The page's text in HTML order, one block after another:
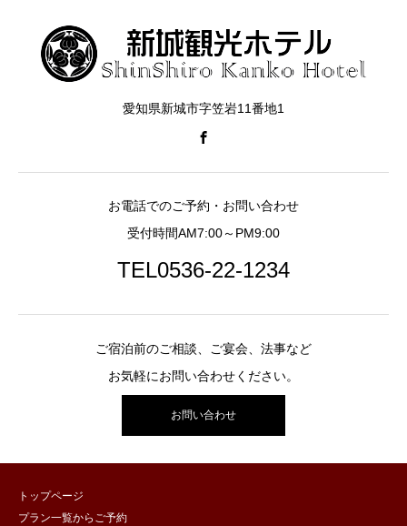
愛知県新城市字笠岩11番地1
お電話でのご予約・お問い合わせ
受付時間AM7:00～PM9:00
TEL0536-22-1234
ご宿泊前のご相談、ご宴会、法事など
お気軽にお問い合わせください。
お問い合わせ
トップページ
プラン一覧からご予約